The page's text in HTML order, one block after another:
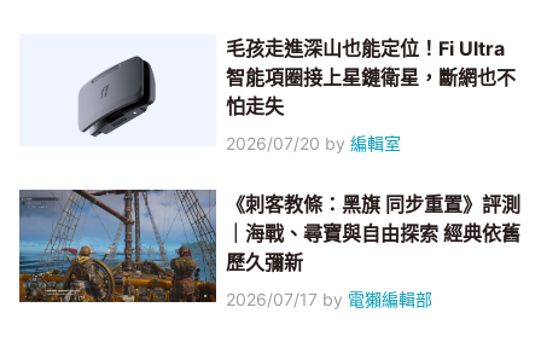
毛孩走進深山也能定位！Fi Ultra
智能項圈接上星鏈衛星，斷網也不
怕走失
2026/07/20 by編輯室
《刺客教條：黑旗 同步重置》評測
｜海戰、尋寶與自由探索 經典依舊
歷久彌新
2026/07/17 by 電獺編輯部